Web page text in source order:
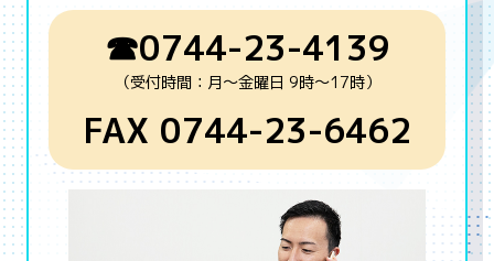
☎0744-23-4139
（受付時間：月～金曜日 9時～17時）
FAX 0744-23-6462